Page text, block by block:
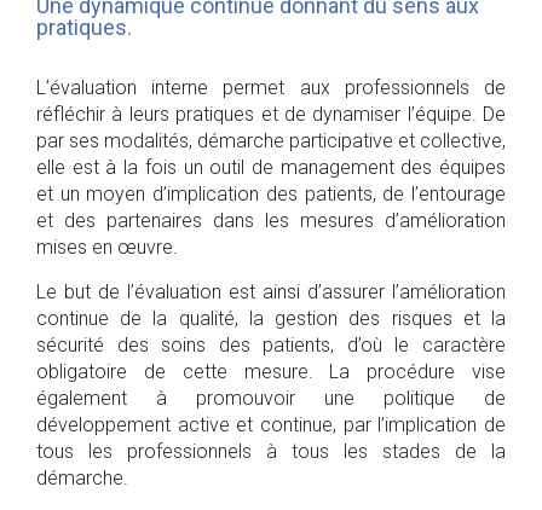
Une dynamique continue donnant du sens aux
pratiques.
L’évaluation interne permet aux professionnels de
réfléchir à leurs pratiques et de dynamiser l’équipe. De
par ses modalités, démarche participative et collective,
elle est à la fois un outil de management des équipes
et un moyen d’implication des patients, de l’entourage
et des partenaires dans les mesures d’amélioration
mises en œuvre.
Le but de l’évaluation est ainsi d’assurer l’amélioration
continue de la qualité, la gestion des risques et la
sécurité des soins des patients, d’où le caractère
obligatoire de cette mesure. La procédure vise
également à promouvoir une politique de
développement active et continue, par l’implication de
tous les professionnels à tous les stades de la
démarche.